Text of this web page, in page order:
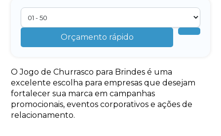
Orçamento rápido
O Jogo de Churrasco para Brindes é uma
excelente escolha para empresas que desejam
fortalecer sua marca em campanhas
promocionais, eventos corporativos e ações de
relacionamento.